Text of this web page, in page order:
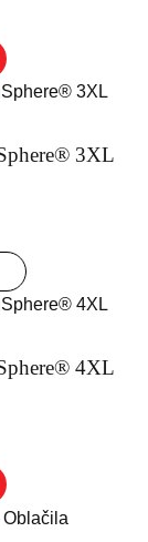
3XL
4XL